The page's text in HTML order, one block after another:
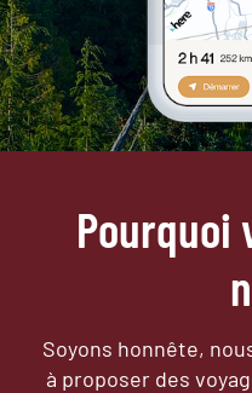
Pourquoi
Soyons honnête,
à proposer des